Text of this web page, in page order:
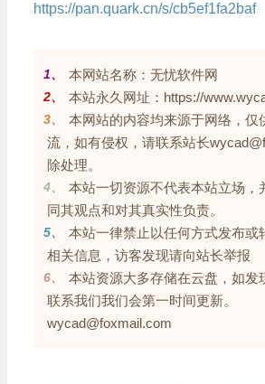
https://pan.quark.cn/s/cb5ef1fa2baf
1、 本网站名称：无忧软件网
2、 本站永久网址：https://
3、
本网站的内容均来源于网络，仅
流，如有侵权，请联系站长
除处理。
4、
本站一切资源不代表本站立场，
同其观点和对其真实性负责。
5、
本站一律禁止以任何方式发布或
相关信息，访客发现请向站长举报
6、
本站资源大多存储在云盘，如发
联系我们我们会第一时间更新。
wycad@foxmail.com